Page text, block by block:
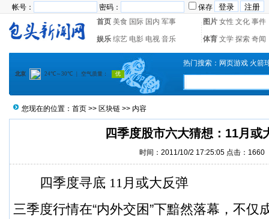
帐号： 密码：
保存
首页 美食 国际 国内 军事 图片 女性 文化 事件
娱乐 综艺 电影 电视 音乐 体育 文学 探索 奇闻
热门搜索： 网页游戏 火箭
您现在的位置： 首页 >> 区块链 >> 内容
四季度股市六大猜想：11月或
时间：2011/10/2 17:25:05 点击：1660
四季度寻底 11月或大反弹
三季度行情在“内外交困”下黯然落幕，不仅